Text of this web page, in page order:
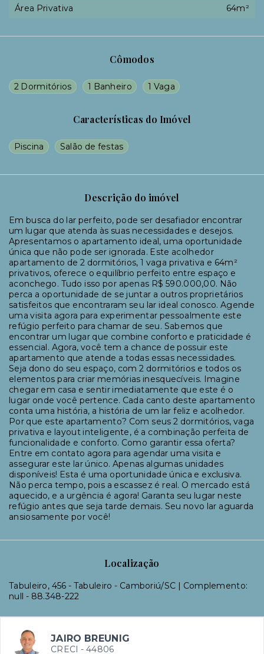
Cômodos
2 Dormitórios 1 Banheiro 1 Vaga
Características do Imóvel
Piscina Salão de festas
Descrição do imóvel
Em busca do lar perfeito, pode ser desafiador encontrar
um lugar que atenda às suas necessidades e desejos.
Apresentamos o apartamento ideal, uma oportunidade
única que não pode ser ignorada. Este acolhedor
apartamento de 2 dormitórios, 1 vaga privativa e 64m²
privativos, oferece o equilíbrio perfeito entre espaço e
aconchego. Tudo isso por apenas R$ 590.000,00. Não
perca a oportunidade de se juntar a outros proprietários
satisfeitos que encontraram seu lar ideal conosco. Agende
uma visita agora para experimentar pessoalmente este
refúgio perfeito para chamar de seu. Sabemos que
encontrar um lugar que combine conforto e praticidade é
essencial. Agora, você tem a chance de possuir este
apartamento que atende a todas essas necessidades.
Seja dono do seu espaço, com 2 dormitórios e todos os
elementos para criar memórias inesquecíveis. Imagine
chegar em casa e sentir imediatamente que este é o
lugar onde você pertence. Cada canto deste apartamento
conta uma história, a história de um lar feliz e acolhedor.
Por que este apartamento? Com seus 2 dormitórios, vaga
privativa e layout inteligente, é a combinação perfeita de
funcionalidade e conforto. Como garantir essa oferta?
Entre em contato agora para agendar uma visita e
assegurar este lar único. Apenas algumas unidades
disponíveis! Esta é uma oportunidade única e exclusiva.
Não perca tempo, pois a escassez é real. O mercado está
aquecido, e a urgência é agora! Garanta seu lugar neste
refúgio antes que seja tarde demais. Seu novo lar aguarda
ansiosamente por você!
Localização
Tabuleiro, 456 - Tabuleiro - Camboriú/SC | Complemento:
null - 88.348-222
Área Privativa
64m²
JAIRO BREUNIG
CRECI - 44806